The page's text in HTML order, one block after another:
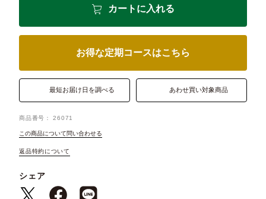
カートに入れる
お得な定期コースはこちら
最短お届け日を調べる あわせ買い対象商品
商品番号 26071
この商品について問い合わせる
返品特約について
シェア